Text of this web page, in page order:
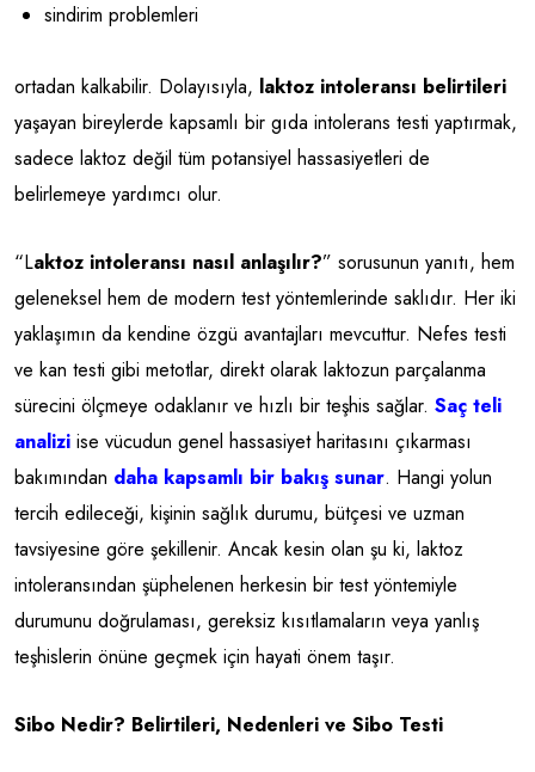
sindirim problemleri
ortadan kalkabilir. Dolayısıyla, laktoz intoleransı belirtileri
yaşayan bireylerde kapsamlı bir gıda intolerans testi yaptırmak,
sadece laktoz değil tüm potansiyel hassasiyetleri de
belirlemeye yardımcı olur.
“Laktoz intoleransı nasıl anlaşılır?” sorusunun yanıtı, hem
geleneksel hem de modern test yöntemlerinde saklıdır. Her iki
yaklaşımın da kendine özgü avantajları mevcuttur. Nefes testi
ve kan testi gibi metotlar, direkt olarak laktozun parçalanma
sürecini ölçmeye odaklanır ve hızlı bir teşhis sağlar. Saç teli
analizi ise vücudun genel hassasiyet haritasını çıkarması
bakımından daha kapsamlı bir bakış sunar. Hangi yolun
tercih edileceği, kişinin sağlık durumu, bütçesi ve uzman
tavsiyesine göre şekillenir. Ancak kesin olan şu ki, laktoz
intoleransından şüphelenen herkesin bir test yöntemiyle
durumunu doğrulaması, gereksiz kısıtlamaların veya yanlış
teşhislerin önüne geçmek için hayati önem taşır.
Sibo Nedir? Belirtileri, Nedenleri ve Sibo Testi